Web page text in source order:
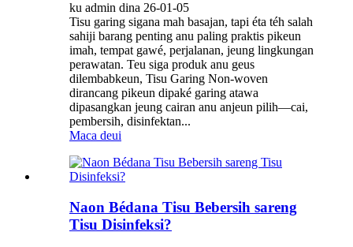
ku admin dina 26-01-05
Tisu garing sigana mah basajan, tapi éta téh salah
sahiji barang penting anu paling praktis pikeun
imah, tempat gawé, perjalanan, jeung lingkungan
perawatan. Teu siga produk anu geus
dilembabkeun, Tisu Garing Non-woven
dirancang pikeun dipaké garing atawa
dipasangkan jeung cairan anu anjeun pilih—cai,
pembersih, disinfektan...
Maca deui
Naon Bédana Tisu Bebersih sareng
Tisu Disinfeksi?